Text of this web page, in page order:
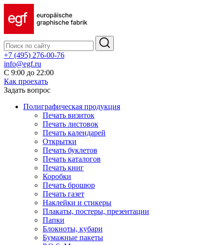
+7 (495) 276-00-76
info@egf.ru
С 9:00 до 22:00
Как проехать
Задать вопрос
Полиграфическая продукция
Печать визиток
Печать листовок
Печать календарей
Открытки
Печать буклетов
Печать каталогов
Печать книг
Коробки
Печать брошюр
Печать газет
Наклейки и стикеры
Плакаты, постеры, презентации
Папки
Блокноты, кубари
Бумажные пакеты